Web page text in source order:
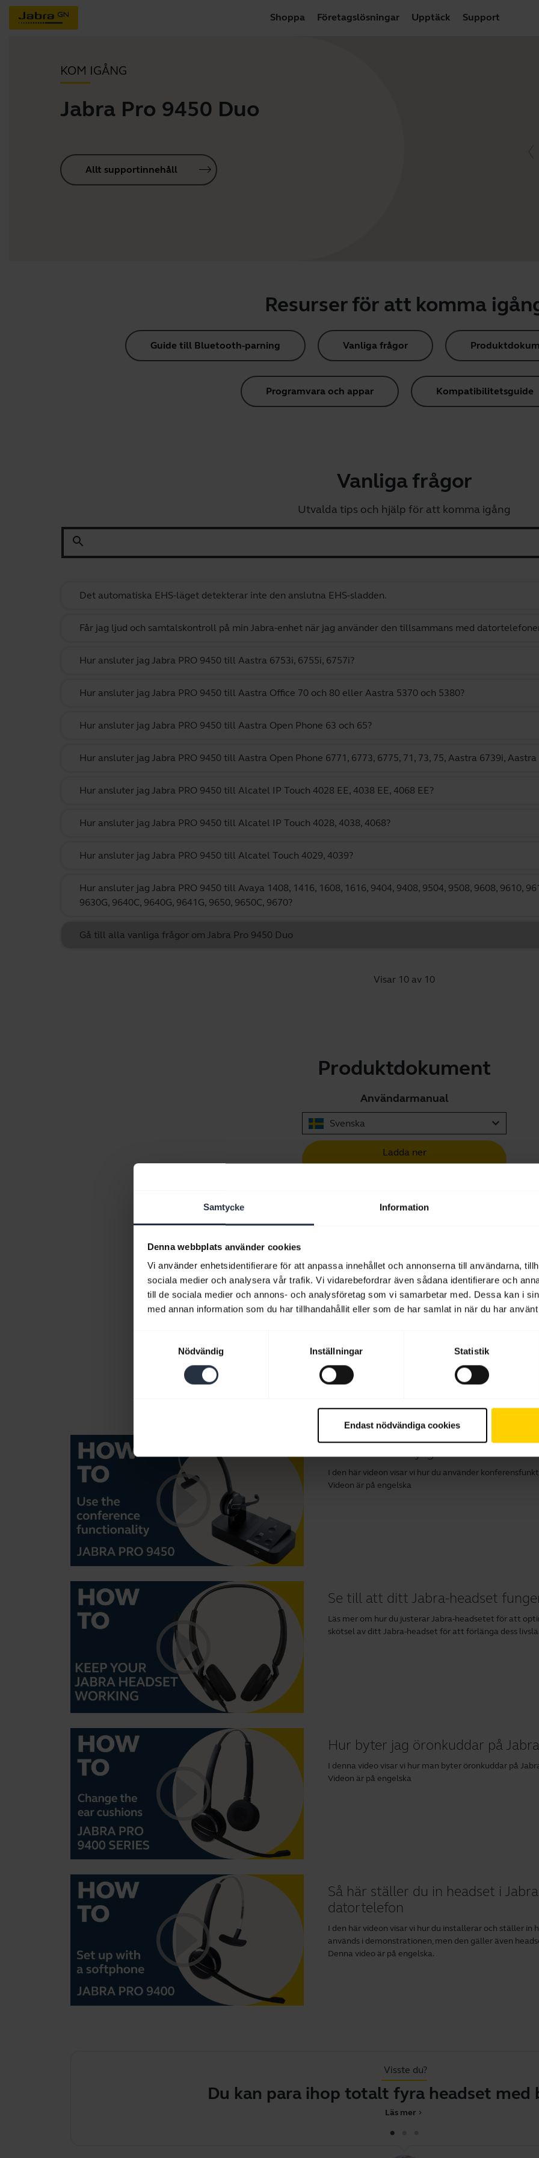
Samtycke Information
Denna webbplats använder cookies
Vi använder enhetsidentifierare för att anpassa innehållet och annonserna till användarna,
sociala medier och analysera vår trafik. Vi vidarebefordrar även sådana identifierare och
till de sociala medier och annons- och analysföretag som vi samarbetar med. Dessa kan i
med annan information som du har tillhandahållit eller som de har samlat in när du har
Nödvändig
Inställningar Statistik
Endast nödvändiga cookies
Shoppa Företagslösningar Upptäck Support
KOM IGÅNG
Jabra Pro 9450 Duo
Allt supportinnehåll
Resurser för att komma
Guide till Bluetooth-parning Vanliga frågor
Programvara och appar Kompatibilitetsguide
Vanliga frågor
Utvalda tips och hjälp för att komma igång
search
Det automatiska EHS-läget detekterar inte den anslutna EHS-sladden.
Får jag ljud och samtalskontroll på min Jabra-enhet när jag använder den tillsammans med
Hur ansluter jag Jabra PRO 9450 till Aastra 6753i, 6755i, 6757i?
Hur ansluter jag Jabra PRO 9450 till Aastra Office 70 och 80 eller Aastra 5370 och 5380?
Hur ansluter jag Jabra PRO 9450 till Aastra Open Phone 63 och 65?
Hur ansluter jag Jabra PRO 9450 till Aastra Open Phone 6771, 6773, 6775, 71, 73, 75, Aastra 6739i,
Hur ansluter jag Jabra PRO 9450 till Alcatel IP Touch 4028 EE, 4038 EE, 4068 EE?
Hur ansluter jag Jabra PRO 9450 till Alcatel IP Touch 4028, 4038, 4068?
Hur ansluter jag Jabra PRO 9450 till Alcatel Touch 4029, 4039?
Hur ansluter jag Jabra PRO 9450 till Avaya 1408, 1416, 1608, 1616, 9404, 9408, 9504, 9508, 9608, 9610,
9630G, 9640C, 9640G, 9641G, 9650, 9650C, 9670?
Gå till alla vanliga frågor om Jabra Pro 9450 Duo
Visar 10 av 10
Produktdokument
Användarmanual
Svenska expand_more
Ladda ner
7.25 MB - pdf
Snabbstartsguide
21.83 MB - pdf
Videor
Hur använder jag
I den här videon visar vi hur du använder
Videon är på engelska
Se till att ditt Jabra-headset
Läs mer om hur du justerar Jabra-headsetet för att
skötsel av ditt Jabra-headset för att förlänga dess
Hur byter jag öronkuddar på
I denna video visar vi hur man byter öronkuddar på
Videon är på engelska
Så här ställer du in headset i
datortelefon
I den här videon visar vi hur du installerar och ställer in
används i demonstrationen, men den gäller även
Denna video är på engelska.
Visste du?
Du kan para ihop totalt fyra headset med basen
chevron_right
Läs mer